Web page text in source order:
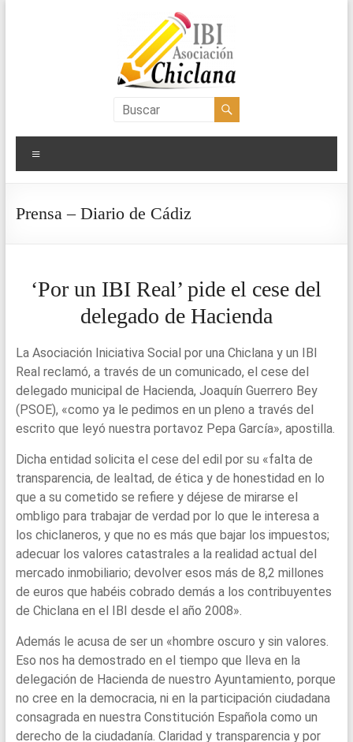
Asociación
IBI
Chiclana
Prensa – Diario de Cádiz
‘Por un IBI Real’ pide el cese del
delegado de Hacienda
La Asociación Iniciativa Social por una Chiclana y un IBI
Real reclamó, a través de un comunicado, el cese del
delegado municipal de Hacienda, Joaquín Guerrero Bey
(PSOE), «como ya le pedimos en un pleno a través del
escrito que leyó nuestra portavoz Pepa García», apostilla.
Dicha entidad solicita el cese del edil por su «falta de
transparencia, de lealtad, de ética y de honestidad en lo
que a su cometido se refiere y déjese de mirarse el
ombligo para trabajar de verdad por lo que le interesa a
los chiclaneros, y que no es más que bajar los impuestos;
adecuar los valores catastrales a la realidad actual del
mercado inmobiliario; devolver esos más de 8,2 millones
de euros que habéis cobrado demás a los contribuyentes
de Chiclana en el IBI desde el año 2008».
Además le acusa de ser un «hombre oscuro y sin valores.
Eso nos ha demostrado en el tiempo que lleva en la
delegación de Hacienda de nuestro Ayuntamiento, porque
no cree en la democracia, ni en la participación ciudadana
consagrada en nuestra Constitución Española como un
derecho de la ciudadanía. Claridad y transparencia y por